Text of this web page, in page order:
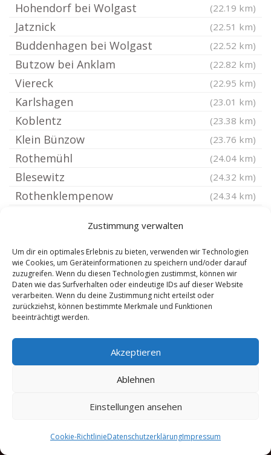
Zustimmung verwalten
Um dir ein optimales Erlebnis zu bieten, verwenden wir Technologien
wie Cookies, um Geräteinformationen zu speichern und/oder darauf
zuzugreifen. Wenn du diesen Technologien zustimmst, können wir
Daten wie das Surfverhalten oder eindeutige IDs auf dieser Website
verarbeiten. Wenn du deine Zustimmung nicht erteilst oder
zurückziehst, können bestimmte Merkmale und Funktionen
beeinträchtigt werden.
Akzeptieren
Ablehnen
Einstellungen ansehen
Cookie-RichtlinieDatenschutzerklärungImpressum
Hohendorf bei Wolgast (22.19 km)
Jatznick (22.51 km)
Buddenhagen bei Wolgast (22.52 km)
Butzow bei Anklam (22.82 km)
Viereck (22.95 km)
Karlshagen (23.01 km)
Koblentz (23.38 km)
Klein Bünzow (23.76 km)
Rothemühl (24.04 km)
Blesewitz (24.32 km)
Rothenklempenow (24.34 km)
Blankensee Vorpommern
Kröslin (24.75 km)
Sarnow bei Anklam (24.8 km)
Groß Polzin (24.8 km)
Krugsdorf (24.85 km)